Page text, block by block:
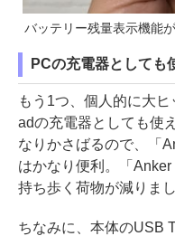
バッテリー残量表示機能
PCの充電器としても
もう1つ、個人的に大
adの充電器としても使
なりかさばるので、「
はかなり便利。「
持ち歩く荷物が減りまし
ちなみに、本体のUSB